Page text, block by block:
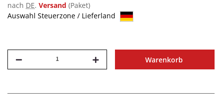
nach DE. Versand (Paket)
Auswahl Steuerzone / Lieferland
Warenkorb